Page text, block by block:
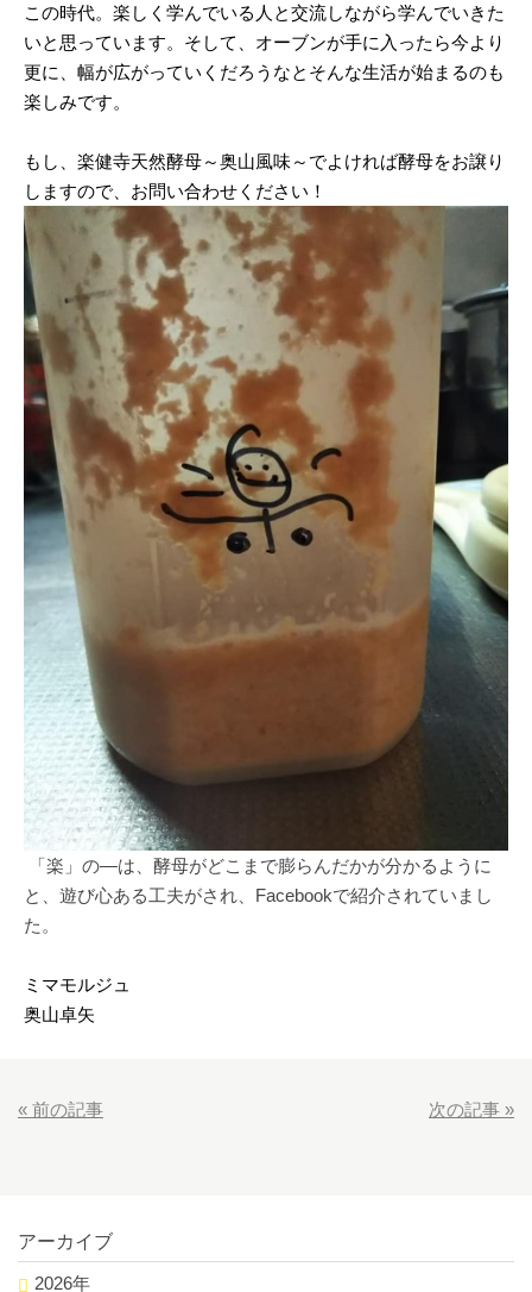
この時代。楽しく学んでいる人と交流しながら学んでいきた
いと思っています。そして、オーブンが手に入ったら今より
更に、幅が広がっていくだろうなとそんな生活が始まるのも
楽しみです。
もし、楽健寺天然酵母～奥山風味～でよければ酵母をお譲り
しますので、お問い合わせください！
「楽」の―は、酵母がどこまで膨らんだかが分かるように
と、遊び心ある工夫がされ、Facebookで紹介されていまし
た。
ミマモルジュ
奥山卓矢
« 前の記事 次の記事 »
アーカイブ
2026年